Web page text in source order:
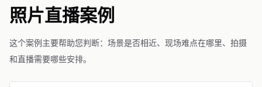
照片直播案例
这个案例主要帮助您判断：场景是否相近、现场难点在哪里、拍摄
和直播需要哪些安排。